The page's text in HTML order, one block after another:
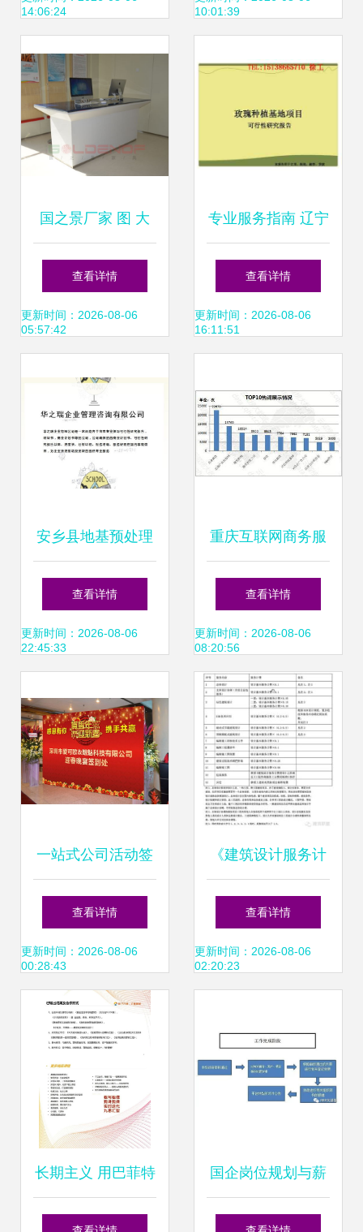
14:06:24
10:01:39
国之景厂家 图 大
堂经理台定做 宝鸡
大堂经理台
查看详情
更新时间：2026-08-06
05:57:42
专业服务指南 辽宁
抚顺项目计划书编
写与咨询策划机构
查看详情
更新时间：2026-08-06
16:11:51
安乡县地基预处理
工程投标书免费咨
询制作指南 提升中
务
查看详情
更新时间：2026-08-06
22:45:33
重庆互联网商务服
务咨询策划行业优
秀案例分析报告
（第241期）
查看详情
更新时间：2026-08-06
08:20:56
一站式公司活动签
到墙设计制作与安
装 从互动策划到完
美落地的全方位服
务
查看详情
更新时间：2026-08-06
00:28:43
《建筑设计服务计
费指导》与咨询策
划服务的模块化设
9月版本解读
查看详情
更新时间：2026-08-06
02:20:23
长期主义 用巴菲特
的智慧买基金与咨
国企岗位规划与薪
酬绩效体系设计 中